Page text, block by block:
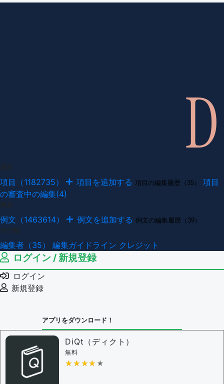
項目（1182735） 項目を追加する 項目の編集履歴（35）
項目
の審査中の編集(4)
例文（1463614） 例文を追加する 例文の編集履歴（39）
編集者（35） 編集ガイドライン クレジット
ログイン / 新規登録
ログイン
新規登録
アプリをダウンロード！
DiQt（ディクト）
無料
★★★★★
★★★★★